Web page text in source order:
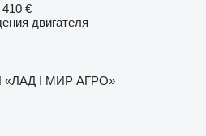
410 €
двигателя
І МИР АГРО»